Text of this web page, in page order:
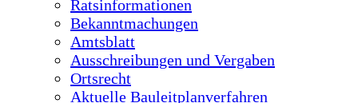
Ratsinformationen
Bekanntmachungen
Amtsblatt
Ausschreibungen und Vergaben
Ortsrecht
Aktuelle Bauleitplanverfahren